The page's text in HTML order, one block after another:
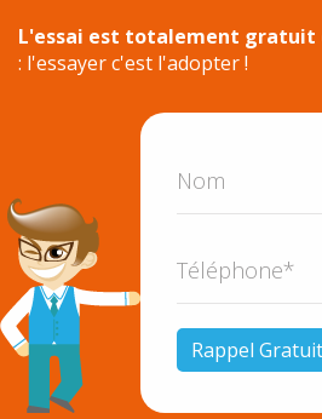
L'essai est totalement gratuit
: l'essayer c'est l'adopter !